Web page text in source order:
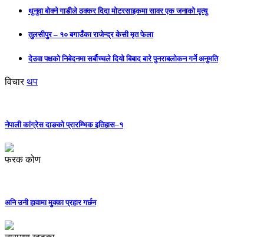
थुनुवा बोक्ने गाडीले ठक्कर दिदा मोटरसाइकमा सावर एक जनाको मृत्यु
तुलसीपुर – १० बगाउँका राजेन्द्र केसी मृत फेला
देउवा पक्षको निबेदनमा सर्बौच्चले दियो बिबाद बारे पुनराबलोकन गर्ने अनुमति
विचार थप
नेपाली कांग्रेस दाङको प्रारम्भिक इतिहास–१
फरक कोण
अनि उनी हावामा मुक्का प्रहार गर्छन